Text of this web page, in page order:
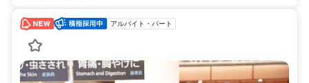
アルバイト・パート